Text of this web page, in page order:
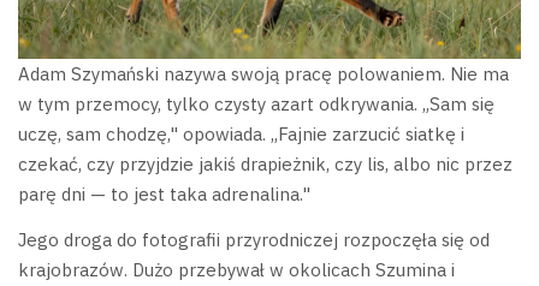
Adam Szymański nazywa swoją pracę polowaniem. Nie ma
w tym przemocy, tylko czysty azart odkrywania. „Sam się
uczę, sam chodzę," opowiada. „Fajnie zarzucić siatkę i
czekać, czy przyjdzie jakiś drapieżnik, czy lis, albo nic przez
parę dni — to jest taka adrenalina."
Jego droga do fotografii przyrodniczej rozpoczęła się od
krajobrazów. Dużo przebywał w okolicach Szumina i